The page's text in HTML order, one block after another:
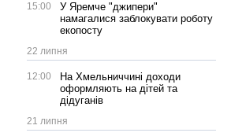
15:00
У Яремче "джипери"
намагалися заблокувати роботу
екопосту
22 липня
12:00
На Хмельниччині доходи
оформляють на дітей та
дідуганів
21 липня